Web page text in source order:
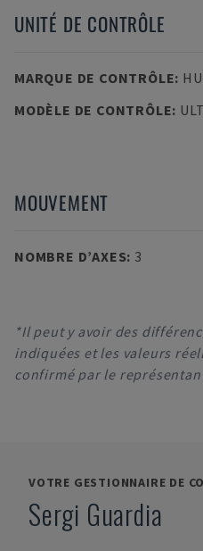
UNITÉ DE CONTRÔLE
MARQUE DE CONTRÔLE:
MODÈLE DE CONTRÔLE:
MOUVEMENT
NOMBRE D’AXES: 3
*Il peut y avoir des
indiquées et les valeurs
confirmé par le
VOTRE GESTIONNAIRE DE
Sergi Guardia